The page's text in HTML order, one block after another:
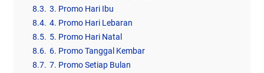
8.3. 3. Promo Hari Ibu
8.4. 4. Promo Hari Lebaran
8.5. 5. Promo Hari Natal
8.6. 6. Promo Tanggal Kembar
8.7. 7. Promo Setiap Bulan